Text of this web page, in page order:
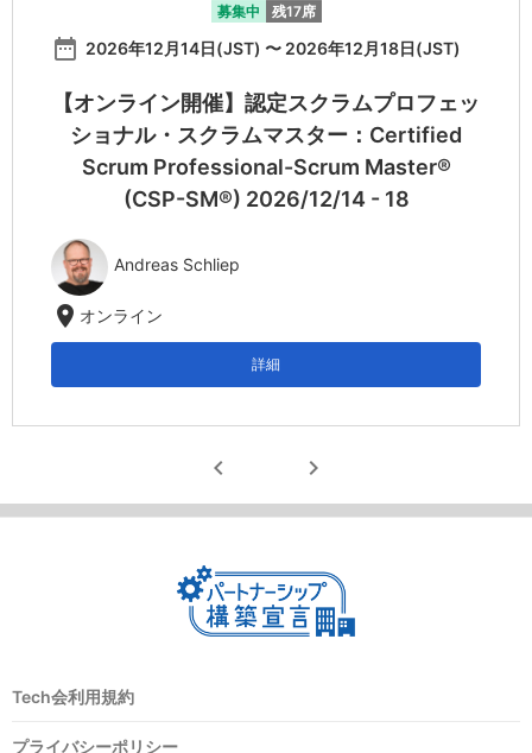
募集中 残17席
date_range 2026年12月14日(JST) 〜 2026年12月18日(JST)
【オンライン開催】認定スクラムプロフェッ
ショナル・スクラムマスター：Certified
Scrum Professional-Scrum Master®
(CSP-SM®) 2026/12/14 - 18
Andreas Schliep
location_on オンライン
詳細
chevron_left chevron_right
Tech会利用規約
プライバシーポリシー